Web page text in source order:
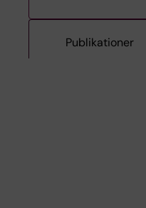
Publikationer